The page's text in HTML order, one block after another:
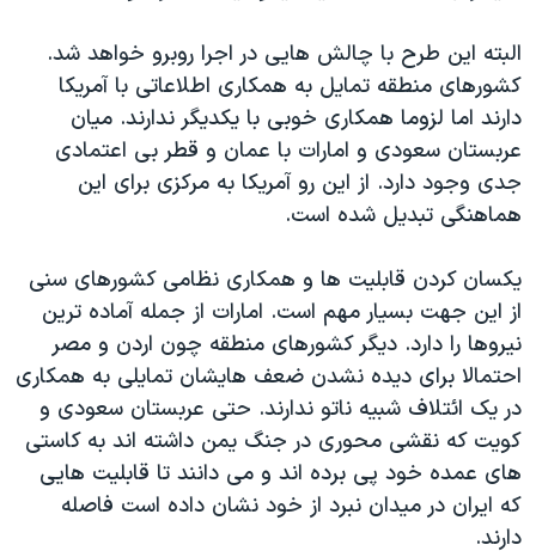
نرگس محمدی برنده جایزه نوبل صلح
همایش محافظه‌کاران آمریکا «سی‌پک»
صفحه‌های ویژه
سفر پرزیدنت ترامپ به چین
البته این طرح با چالش هایی در اجرا روبرو خواهد شد.
کشورهای منطقه تمایل به همکاری اطلاعاتی با آمریکا
دارند اما لزوما همکاری خوبی با یکدیگر ندارند. میان
عربستان سعودی و امارات با عمان و قطر بی اعتمادی
جدی وجود دارد. از این رو آمریکا به مرکزی برای این
هماهنگی تبدیل شده است.
یکسان کردن قابلیت ها و همکاری نظامی کشورهای سنی
از این جهت بسیار مهم است. امارات از جمله آماده ترین
نیروها را دارد. دیگر کشورهای منطقه چون اردن و مصر
احتمالا برای دیده نشدن ضعف هایشان تمایلی به همکاری
در یک ائتلاف شبیه ناتو ندارند. حتی عربستان سعودی و
کویت که نقشی محوری در جنگ یمن داشته اند به کاستی
های عمده خود پی برده اند و می دانند تا قابلیت هایی
که ایران در میدان نبرد از خود نشان داده است فاصله
دارند.